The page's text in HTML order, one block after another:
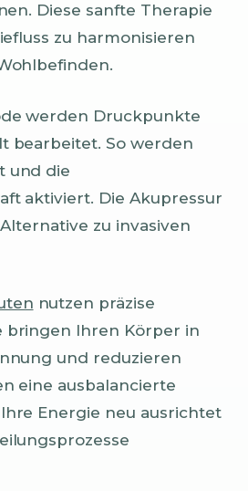
Diese sanfte Therapie
zu harmonisieren
werden Druckpunkte
bearbeitet. So werden
und die
aktiviert. Die Akupressur
zu invasiven
nutzen präzise
bringen Ihren Körper in
und reduzieren
eine ausbalancierte
Energie neu ausrichtet